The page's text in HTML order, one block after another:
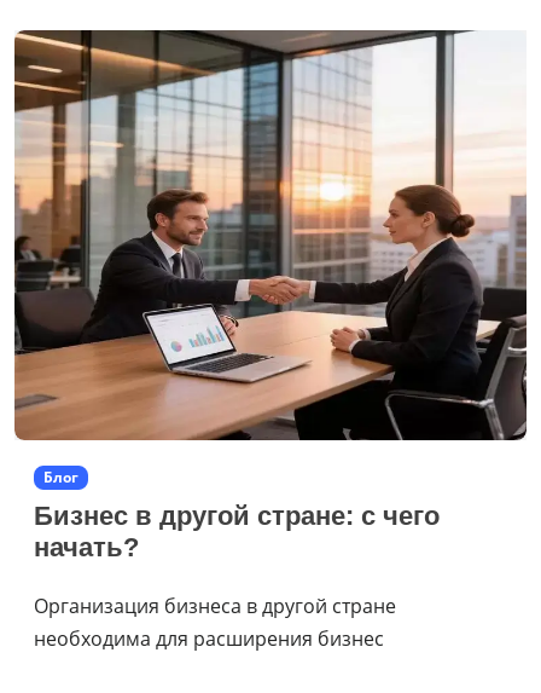
Блог
Бизнес в другой стране: с чего
начать?
Организация бизнеса в другой стране
необходима для расширения бизнес